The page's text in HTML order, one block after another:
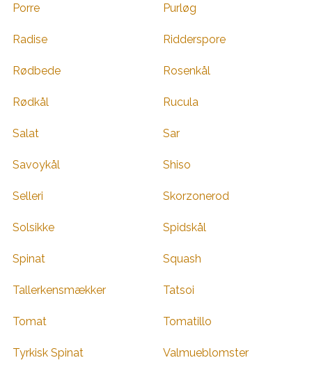
Porre Purløg
Radise Ridderspore
Rødbede Rosenkål
Rødkål Rucula
Salat Sar
Savoykål Shiso
Selleri Skorzonerod
Solsikke Spidskål
Spinat Squash
Tallerkensmækker Tatsoi
Tomat Tomatillo
Tyrkisk Spinat Valmueblomster